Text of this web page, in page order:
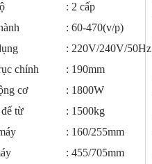
: 2 cấp
: 60-470(v/p)
: 220V/240V/50Hz
chính
: 190mm
cơ
: 1800W
từ
: 1500kg
: 160/255mm
: 455/705mm